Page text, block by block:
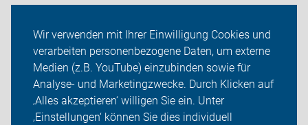
Wir verwenden mit Ihrer Einwilligung Cookies und
verarbeiten personenbezogene Daten, um externe
Medien (z.B. YouTube) einzubinden sowie für
Analyse- und Marketingzwecke. Durch Klicken auf
‚Alles akzeptieren‘ willigen Sie ein. Unter
‚Einstellungen‘ können Sie dies individuell
ADFC Vest Recklinghausen
Sei dabei
Presse